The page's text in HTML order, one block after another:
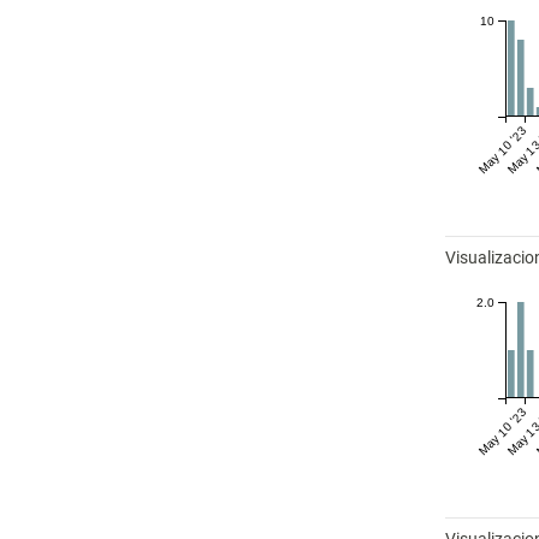
May 10 '23
May
10
May 10 '23
May
2.0